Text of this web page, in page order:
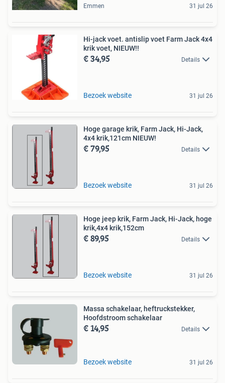
Emmen 31 jul 26
Hi-jack voet. antislip voet Farm Jack 4x4
krik voet, NIEUW!!
€ 34,95 Details
Bezoek website 31 jul 26
Hoge garage krik, Farm Jack, Hi-Jack,
4x4 krik,121cm NIEUW!
€ 79,95 Details
Bezoek website 31 jul 26
Hoge jeep krik, Farm Jack, Hi-Jack, hoge
krik,4x4 krik,152cm
€ 89,95 Details
Bezoek website 31 jul 26
Massa schakelaar, heftruckstekker,
Hoofdstroom schakelaar
€ 14,95 Details
Bezoek website 31 jul 26